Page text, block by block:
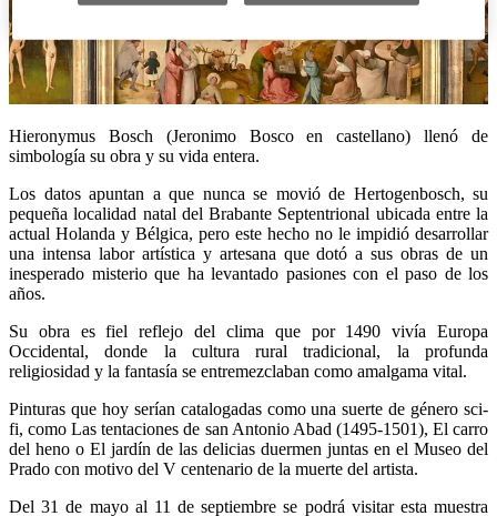
Hieronymus Bosch (Jeronimo Bosco en castellano) llenó de
simbología su obra y su vida entera.
Los datos apuntan a que nunca se movió de Hertogenbosch, su
pequeña localidad natal del Brabante Septentrional ubicada entre la
actual Holanda y Bélgica, pero este hecho no le impidió desarrollar
una intensa labor artística y artesana que dotó a sus obras de un
inesperado misterio que ha levantado pasiones con el paso de los
años.
Su obra es fiel reflejo del clima que por 1490 vivía Europa
Occidental, donde la cultura rural tradicional, la profunda
religiosidad y la fantasía se entremezclaban como amalgama vital.
Pinturas que hoy serían catalogadas como una suerte de género sci-
fi, como Las tentaciones de san Antonio Abad (1495-1501), El carro
del heno o El jardín de las delicias duermen juntas en el Museo del
Prado con motivo del V centenario de la muerte del artista.
Del 31 de mayo al 11 de septiembre se podrá visitar esta muestra